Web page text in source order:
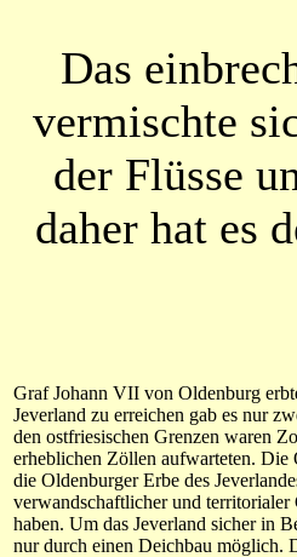
Das
vermischte
der Flüsse
daher hat es
Graf Johann VII von Oldenburg
Jeverland zu erreichen gab es nur
den ostfriesischen Grenzen waren
erheblichen Zöllen aufwarteten. Die
die Oldenburger Erbe des
verwandschaftlicher und territorialer
haben. Um das Jeverland sicher in
nur durch einen Deichbau möglich.